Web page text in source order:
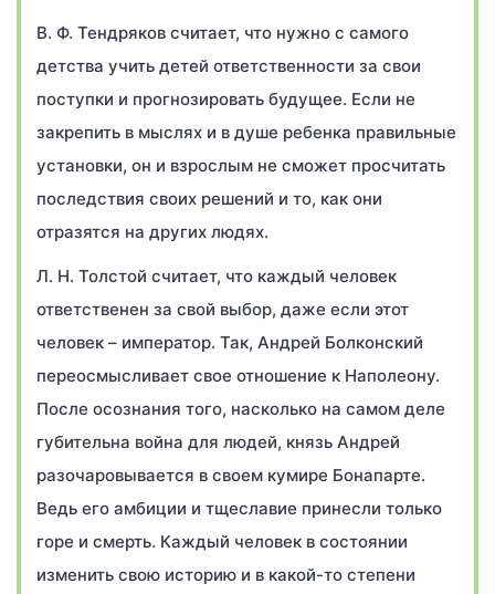
В. Ф. Тендряков считает, что нужно с самого
детства учить детей ответственности за свои
поступки и прогнозировать будущее. Если не
закрепить в мыслях и в душе ребенка правильные
установки, он и взрослым не сможет просчитать
последствия своих решений и то, как они
отразятся на других людях.
Л. Н. Толстой считает, что каждый человек
ответственен за свой выбор, даже если этот
человек – император. Так, Андрей Болконский
переосмысливает свое отношение к Наполеону.
После осознания того, насколько на самом деле
губительна война для людей, князь Андрей
разочаровывается в своем кумире Бонапарте.
Ведь его амбиции и тщеславие принесли только
горе и смерть. Каждый человек в состоянии
изменить свою историю и в какой-то степени